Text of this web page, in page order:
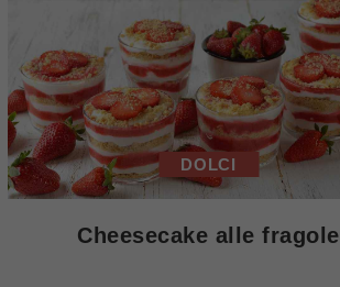
DOLCI
Cheesecake alle fragole